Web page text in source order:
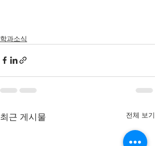
학과소식
최근 게시물 전체 보기